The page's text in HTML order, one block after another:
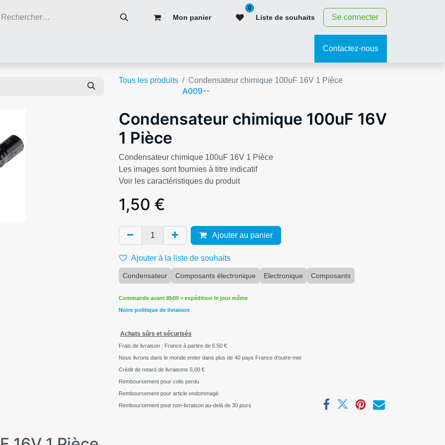
Mon panier
0
Liste de souhaits Se connecter
Contactez-nous
Tous les produits Condensateur chimique 100uF 16V 1 Pièce
A009--
Condensateur chimique 100uF 16V
1 Pièce
Condensateur chimique 100uF 16V 1 Pièce
Les images sont fournies à titre indicatif
Voir les caractéristiques du produit
1,50 €
Ajouter au panier
Ajouter à la liste de souhaits
Condensateur Composants électronique Electronique Composants
Commande avant 8h00 = expédition le jour même
Notre politique de livraison
Achats sûrs et sécurisés
Frais de livraison : France à partire de 6.50 €
Nous livrons dans le monde entier dans plus de 40 pays France d'outre-mer
Crédit de retard de livraisons 5,00 €
Remboursement pour colis perdu
Remboursement pour article endommagé
Remboursement pour non-livraison au-delà de 30 jours